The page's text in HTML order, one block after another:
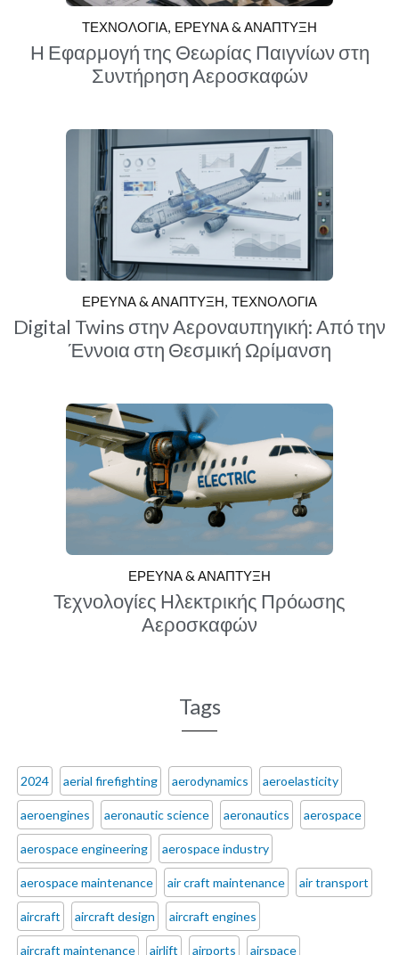
ΤΕΧΝΟΛΟΓΙΑ ΕΡΕΥΝΑ & ΑΝΑΠΤΥΞΗ
Η Εφαρμογή της Θεωρίας Παιγνίων στη
Συντήρηση Αεροσκαφών
ΕΡΕΥΝΑ & ΑΝΑΠΤΥΞΗ ΤΕΧΝΟΛΟΓΙΑ
Digital Twins στην Αεροναυπηγική: Από την
Έννοια στη Θεσμική Ωρίμανση
ΕΡΕΥΝΑ & ΑΝΑΠΤΥΞΗ
Τεχνολογίες Ηλεκτρικής Πρόωσης
Αεροσκαφών
Tags
2024 aerial firefighting aerodynamics aeroelasticity
aeroengines aeronautic science aeronautics aerospace
aerospace engineering aerospace industry
aerospace maintenance air craft maintenance air transport
aircraft aircraft design aircraft engines
aircraft maintenance airlift airports airspace